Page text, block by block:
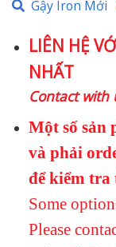
Gậy Iron Mới
LIÊN HỆ
NHẤT
Contact with
Một số sản
và phải
để kiểm tra
Some
Please